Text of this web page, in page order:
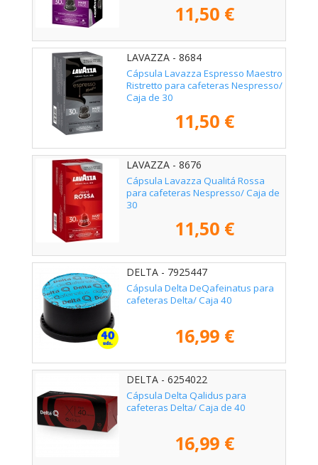
11,50 €
LAVAZZA - 8684
Cápsula Lavazza Espresso Maestro
Ristretto para cafeteras Nespresso/
Caja de 30
11,50 €
LAVAZZA - 8676
Cápsula Lavazza Qualitá Rossa
para cafeteras Nespresso/ Caja de
30
11,50 €
DELTA - 7925447
Cápsula Delta DeQafeinatus para
cafeteras Delta/ Caja 40
16,99 €
DELTA - 6254022
Cápsula Delta Qalidus para
cafeteras Delta/ Caja de 40
16,99 €